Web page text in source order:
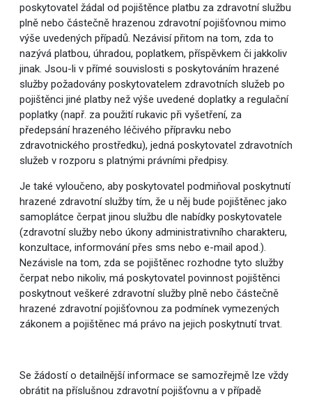
poskytovatel žádal od pojištěnce platbu za zdravotní službu
plně nebo částečně hrazenou zdravotní pojišťovnou mimo
výše uvedených případů. Nezávisí přitom na tom, zda to
nazývá platbou, úhradou, poplatkem, příspěvkem či jakkoliv
jinak. Jsou-li v přímé souvislosti s poskytováním hrazené
služby požadovány poskytovatelem zdravotních služeb po
pojištěnci jiné platby než výše uvedené doplatky a regulační
poplatky (např. za použití rukavic při vyšetření, za
předepsání hrazeného léčivého přípravku nebo
zdravotnického prostředku), jedná poskytovatel zdravotních
služeb v rozporu s platnými právními předpisy.
Je také vyloučeno, aby poskytovatel podmiňoval poskytnutí
hrazené zdravotní služby tím, že u něj bude pojištěnec jako
samoplátce čerpat jinou službu dle nabídky poskytovatele
(zdravotní služby nebo úkony administrativního charakteru,
konzultace, informování přes sms nebo e-mail apod.).
Nezávisle na tom, zda se pojištěnec rozhodne tyto služby
čerpat nebo nikoliv, má poskytovatel povinnost pojištěnci
poskytnout veškeré zdravotní služby plně nebo částečně
hrazené zdravotní pojišťovnou za podmínek vymezených
zákonem a pojištěnec má právo na jejich poskytnutí trvat.
Se žádostí o detailnější informace se samozřejmě lze vždy
obrátit na příslušnou zdravotní pojišťovnu a v případě